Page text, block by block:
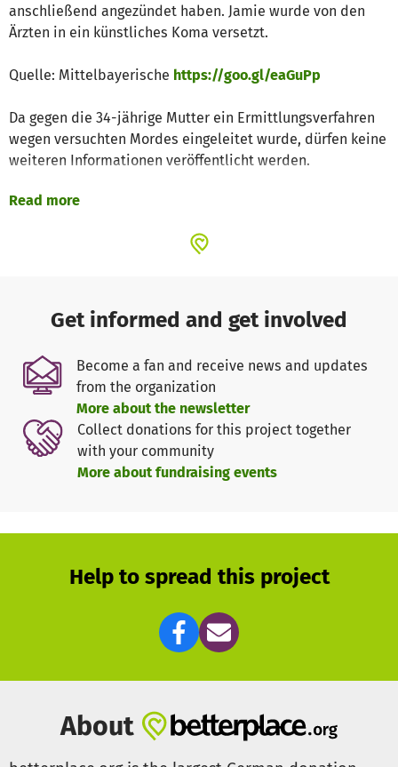
anschließend angezündet haben. Jamie wurde von den
Ärzten in ein künstliches Koma versetzt.
Quelle: Mittelbayerische https://goo.gl/eaGuPp
Da gegen die 34-jährige Mutter ein Ermittlungsverfahren
wegen versuchten Mordes eingeleitet wurde, dürfen keine
weiteren Informationen veröffentlicht werden.
Das grausame Schicksal des kleinen Jamies hat uns völlig
musste, müssen unvorstellbar sein. Das erlebte Trauma
und die Fragen ob und warum seine eigene Mutter ihm
das mit Absicht angetan hat, werden ihn vielleicht sein
ganzes Leben lang verfolgen.
Im Moment können nur die Ärzte Jamie helfen. Wir wollen
ihm für seine Zukunft helfen. Der Heilungsprozess von
Brandverletzungen ist meist äußerst schmerzhaft und
verläuft nur sehr langsam. Oft sind spätere Operationen
Behandlungs- und Rehabilitationsmöglichkeiten sowie
Spezialtherapien o.ä. zu nutzen, die ihm helfen können.
Nähere Informationen: Wir bitten um Verständnis, dass
wir auf Grund des laufenden Strafverfahrens keine
über die Informationen, die wir von der offiziellen
Pressestelle des Amtes für Jugend und Familie in Cham
erhalten.
Read more
Get informed and get involved
Become a fan and receive news and updates
from the organization
More about the newsletter
Collect donations for this project together
with your community
More about fundraising events
Help to spread this project
About